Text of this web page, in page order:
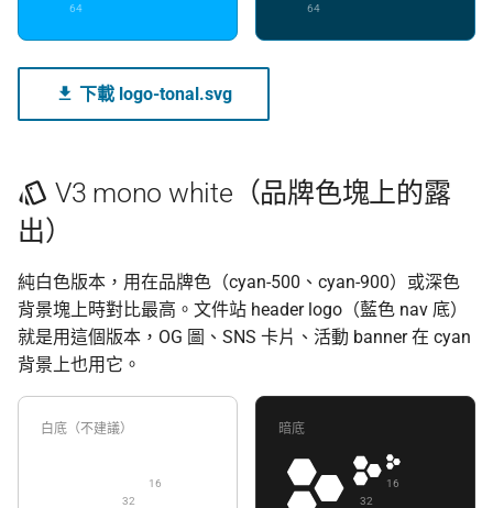
加密貨幣的隱私光譜
套到 markdown 文章
純 SVG / PNG export 的場合
64 64
下載 logo-tonal.svg
V3 mono white（品牌色塊上的露
出）
純白色版本，用在品牌色（cyan-500、cyan-900）或深色
背景塊上時對比最高。文件站 header logo（藍色 nav 底）
就是用這個版本，OG 圖、SNS 卡片、活動 banner 在 cyan
背景上也用它。
白底（不建議）
32
16
暗底
32
16